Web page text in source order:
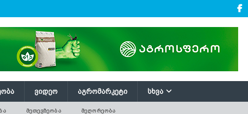
ᲕᲘᲓᲔᲝ ᲐᲒᲠᲝᲛᲐᲠᲙᲔᲢᲘ ᲡᲮᲕᲐ
ᲛᲔᲗᲔᲕᲖᲔᲝᲑᲐ ᲛᲔᲦᲝᲠᲔᲝᲑᲐ